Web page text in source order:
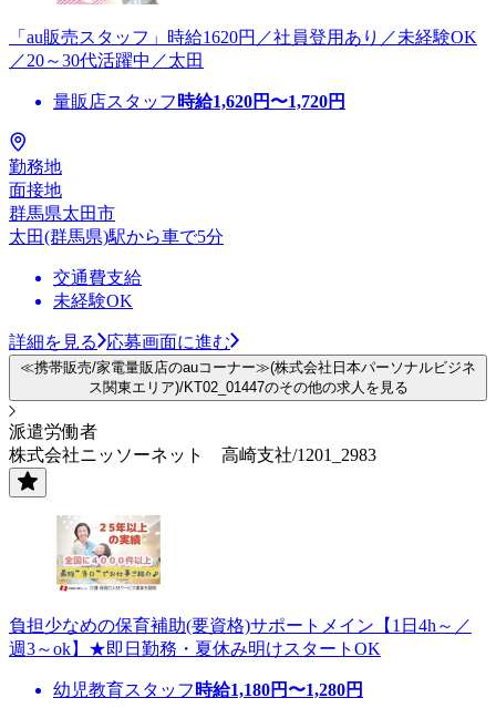
「au販売スタッフ」時給1620円／社員登用あり／未経験OK
／20～30代活躍中／太田
量販店スタッフ 時給1,620円〜1,720円
勤務地
面接地
群馬県太田市
太田(群馬県)駅から車で5分
交通費支給
未経験OK
詳細を見る 応募画面に進む
≪携帯販売/家電量販店のauコーナー≫(株式会社日本パーソナルビジネ
ス関東エリア)/KT02_01447のその他の求人を見る
派遣労働者
株式会社ニッソーネット 高崎支社/1201_2983
負担少なめの保育補助(要資格)サポートメイン【1日4h～／
週3～ok】★即日勤務・夏休み明けスタートOK
幼児教育スタッフ 時給1,180円〜1,280円